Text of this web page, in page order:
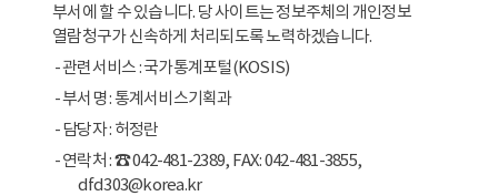
부서에 할 수 있습니다. 당 사이트는 정보주체의 개인정보
열람청구가 신속하게 처리되도록 노력하겠습니다.
- 관련서비스 : 국가통계포털(KOSIS)
- 부서명 : 통계서비스기획과
- 담당자 : 허정란
- 연락처 : ☎ 042-481-2389, FAX: 042-481-3855,
dfd303@korea.kr